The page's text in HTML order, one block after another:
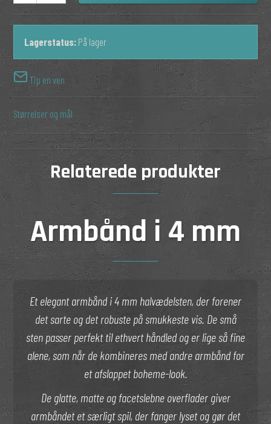
Lagerstatus: På lager
Tip en ven
Størrelser og mål
Relaterede produkter
Armbånd i 4 mm
Et elegant armbånd i 4 mm halvædelsten, der forener
det sarte og det robuste på smukkeste vis. De små
sten passer perfekt til ethvert håndled og er lige så fine
alene, som når de kombineres med andre armbånd for
et afslappet boheme-look.
De glatte, matte og facetslebne overflader giver
armbåndet et særligt spil, der fanger lyset og gør det